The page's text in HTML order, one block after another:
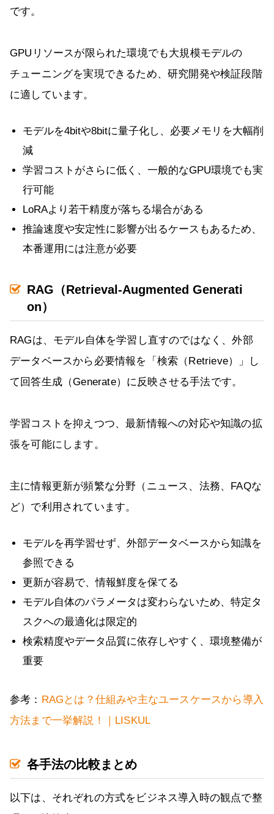
です。
GPUリソースが限られた環境でも大規模モデルの
チューニングを実現できるため、研究開発や検証段階
に適しています。
モデルを4bitや8bitに量子化し、必要メモリを大幅削
減
学習コストがさらに低く、一般的なGPU環境でも実
行可能
LoRAより若干精度が落ちる場合がある
推論速度や安定性に影響が出るケースもあるため、
本番運用には注意が必要
RAG（Retrieval-Augmented Generati
on）
RAGは、モデル自体を学習し直すのではなく、外部
データベースから必要情報を「検索（Retrieve）」し
て回答生成（Generate）に反映させる手法です。
学習コストを抑えつつ、最新情報への対応や知識の拡
張を可能にします。
主に情報更新が頻繁な分野（ニュース、法務、FAQな
ど）で利用されています。
モデルを再学習せず、外部データベースから知識を
参照できる
更新が容易で、情報鮮度を保てる
モデル自体のパラメータは変わらないため、特定タ
スクへの最適化は限定的
検索精度やデータ品質に依存しやすく、環境整備が
重要
参考： RAGとは？仕組みや主なユースケースから導入
方法まで一挙解説！｜LISKUL
各手法の比較まとめ
以下は、それぞれの方式をビジネス導入時の観点で整